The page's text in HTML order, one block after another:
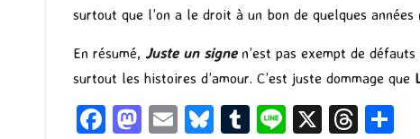
surtout que l’on a le droit à un bon de quelques
En résumé, Juste un signen’est pas exempt de
surtout les histoires d’amour. C’est juste dommage que
Fa M E
Bl T
Li X
T